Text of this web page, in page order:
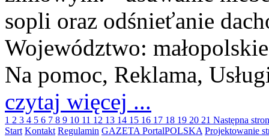
sopli oraz odśnieťanie
Województwo: małopolskie
Na pomoc, Reklama,
czytaj więcej ...
1 2 3 4 5 6 7 8 9 10 11 12 13 14 15 16 17 18 19 20 21 Następna
Start Kontakt Regulamin GAZETA PortalPOLSKA Projektowanie